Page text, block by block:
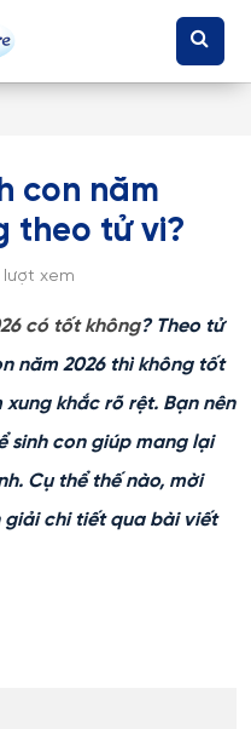
con năm
theo tử vi?
lượt xem
có tốt không? Theo tử
năm 2026 thì không tốt
khắc rõ rệt. Bạn nên
sinh con giúp mang lại
Cụ thể thế nào, mời
giải chi tiết qua bài viết